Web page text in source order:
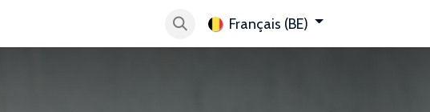
Je veux découvrir Velbus Help
Français (BE)